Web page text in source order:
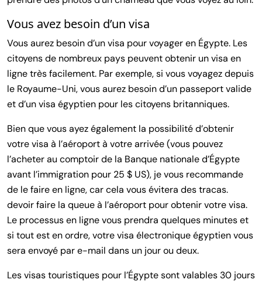
Vous avez besoin d’un visa
Vous aurez besoin d’un visa pour voyager en Égypte. Les
citoyens de nombreux pays peuvent obtenir un visa en
ligne très facilement. Par exemple, si vous voyagez depuis
le Royaume-Uni, vous aurez besoin d’un passeport valide
et d’un visa égyptien pour les citoyens britanniques.
Bien que vous ayez également la possibilité d’obtenir
votre visa à l’aéroport à votre arrivée (vous pouvez
l’acheter au comptoir de la Banque nationale d’Égypte
avant l’immigration pour 25 $ US), je vous recommande
de le faire en ligne, car cela vous évitera des tracas.
devoir faire la queue à l’aéroport pour obtenir votre visa.
Le processus en ligne vous prendra quelques minutes et
si tout est en ordre, votre visa électronique égyptien vous
sera envoyé par e-mail dans un jour ou deux.
Les visas touristiques pour l’Égypte sont valables 30 jours